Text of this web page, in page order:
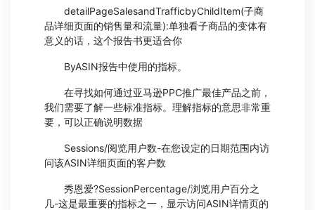
detailPageSalesandTrafficbyChildItem(子商
品详细页面的销售量和流量):单独看子商品的变体有
意义的话，这个报告书更适合你
ByASIN报告中使用的指标。
在寻找如何通过亚马逊PPC推广最佳产品之前，
我们需要了解一些标准指标。理解指标的意思非常重
要，可以正确说明数据
Sessions/阅览用户数-在您设定的日期范围内访
问该ASIN详细页面的客户数
秀恩爱?SessionPercentage/浏览用户百分之
几-这是最重要的指标之一，显示访问ASIN详情页的